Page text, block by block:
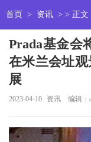
首页 > 资讯 > > 正文
Prada基金会
在米兰会址
展
2023-04-10 资讯 编辑：